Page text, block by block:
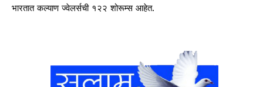
भारतात कल्याण ज्वेलर्सची १२२ शोरूम्स आहेत.